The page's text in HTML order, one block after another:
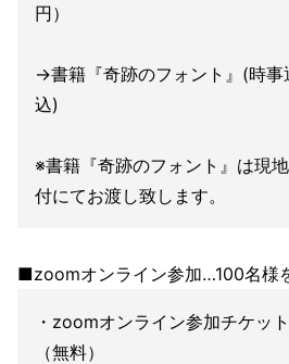
円）
→書籍『奇跡のフォント』(時事
込)
※書籍『奇跡のフォント』は現
付にてお渡し致します。
■zoomオンライン参加…100名様
・zoomオンライン参加チケッ
（無料）